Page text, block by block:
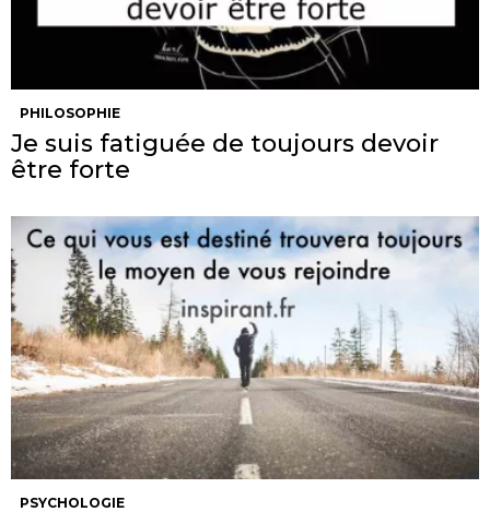
PHILOSOPHIE
Je suis fatiguée de toujours devoir
être forte
PSYCHOLOGIE